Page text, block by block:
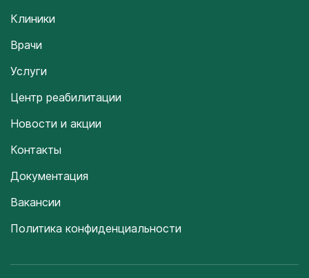
Клиники
Врачи
Услуги
Центр реабилитации
Новости и акции
Контакты
Документация
Вакансии
Политика конфиденциальности